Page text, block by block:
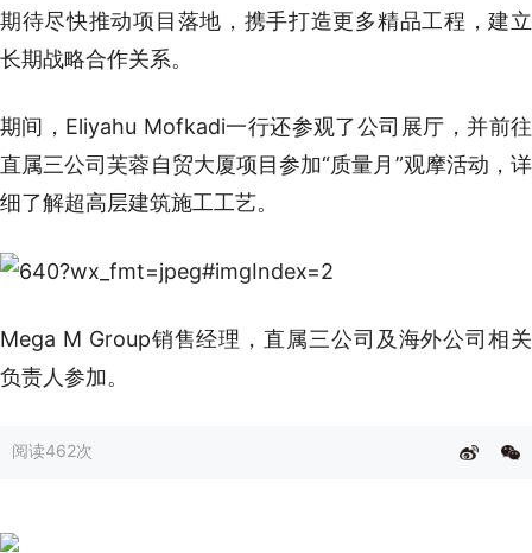
期待尽快推动项目落地，携手打造更多精品工程，建立
长期战略合作关系。
期间，Eliyahu Mofkadi一行还参观了公司展厅，并前往
直属三公司芙蓉自贸大厦项目参加“质量月”观摩活动，详
细了解超高层建筑施工工艺。
Mega M Group销售经理，直属三公司及海外公司相关
负责人参加。
阅读462次